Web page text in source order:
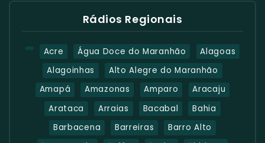
Rádios Regionais
Acre Água Doce do Maranhão
Alagoas
Alagoinhas
Alto Alegre do Maranhão
Amapá
Amazonas Amparo
Aracaju
Arataca
Arraias Bacabal
Bahia
Barbacena
Barreiras
Barro Alto